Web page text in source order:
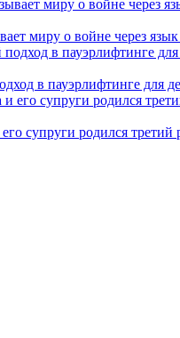
миру о войне через
в пауэрлифтинге для
супруги родился третий